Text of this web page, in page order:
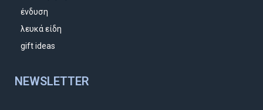
ένδυση
λευκά είδη
gift ideas
NEWSLETTER